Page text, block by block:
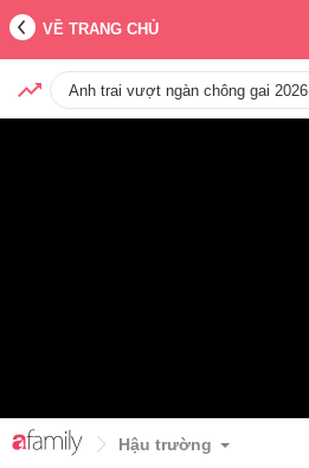
VỀ TRANG CHỦ
Anh trai vượt ngàn chông gai 2026
Hậu trường